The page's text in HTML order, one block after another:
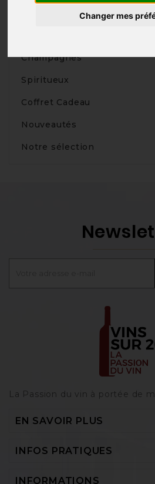
Changer mes
Produits
Champagnes
Spiritueux
Coffret Cadeau
Nouveautés
Notre sélection
La Passion du vin à portée de
EN SAVOIR PLUS
INFOS PRATIQUES
INFORMATIONS